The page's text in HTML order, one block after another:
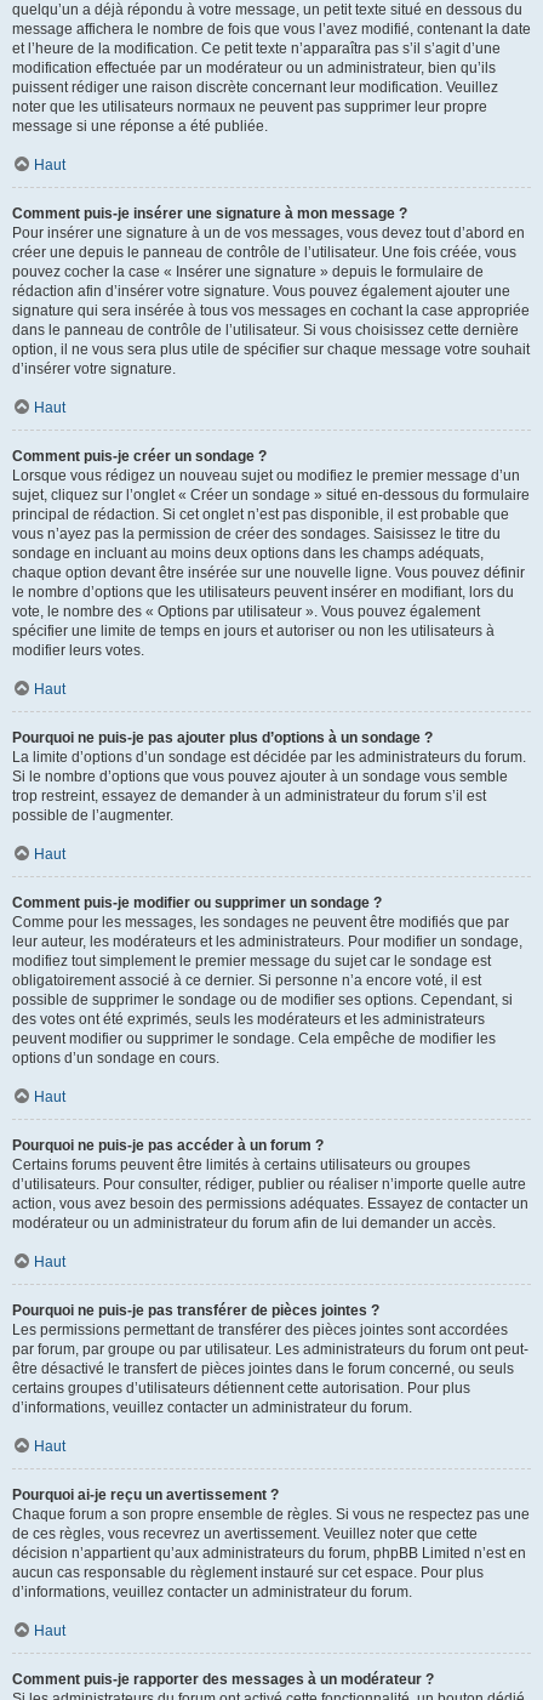
quelqu’un a déjà répondu à votre message, un petit texte situé en dessous du
message affichera le nombre de fois que vous l’avez modifié, contenant la date
et l’heure de la modification. Ce petit texte n’apparaîtra pas s’il s’agit d’une
modification effectuée par un modérateur ou un administrateur, bien qu’ils
puissent rédiger une raison discrète concernant leur modification. Veuillez
noter que les utilisateurs normaux ne peuvent pas supprimer leur propre
message si une réponse a été publiée.
Haut
Comment puis-je insérer une signature à mon message ?
Pour insérer une signature à un de vos messages, vous devez tout d’abord en
créer une depuis le panneau de contrôle de l’utilisateur. Une fois créée, vous
pouvez cocher la case « Insérer une signature » depuis le formulaire de
rédaction afin d’insérer votre signature. Vous pouvez également ajouter une
signature qui sera insérée à tous vos messages en cochant la case appropriée
dans le panneau de contrôle de l’utilisateur. Si vous choisissez cette dernière
option, il ne vous sera plus utile de spécifier sur chaque message votre souhait
d’insérer votre signature.
Haut
Comment puis-je créer un sondage ?
Lorsque vous rédigez un nouveau sujet ou modifiez le premier message d’un
sujet, cliquez sur l’onglet « Créer un sondage » situé en-dessous du formulaire
principal de rédaction. Si cet onglet n’est pas disponible, il est probable que
vous n’ayez pas la permission de créer des sondages. Saisissez le titre du
sondage en incluant au moins deux options dans les champs adéquats,
chaque option devant être insérée sur une nouvelle ligne. Vous pouvez définir
le nombre d’options que les utilisateurs peuvent insérer en modifiant, lors du
vote, le nombre des « Options par utilisateur ». Vous pouvez également
spécifier une limite de temps en jours et autoriser ou non les utilisateurs à
modifier leurs votes.
Haut
Pourquoi ne puis-je pas ajouter plus d’options à un sondage ?
La limite d’options d’un sondage est décidée par les administrateurs du forum.
Si le nombre d’options que vous pouvez ajouter à un sondage vous semble
trop restreint, essayez de demander à un administrateur du forum s’il est
possible de l’augmenter.
Haut
Comment puis-je modifier ou supprimer un sondage ?
Comme pour les messages, les sondages ne peuvent être modifiés que par
leur auteur, les modérateurs et les administrateurs. Pour modifier un sondage,
modifiez tout simplement le premier message du sujet car le sondage est
obligatoirement associé à ce dernier. Si personne n’a encore voté, il est
possible de supprimer le sondage ou de modifier ses options. Cependant, si
des votes ont été exprimés, seuls les modérateurs et les administrateurs
peuvent modifier ou supprimer le sondage. Cela empêche de modifier les
options d’un sondage en cours.
Haut
Pourquoi ne puis-je pas accéder à un forum ?
Certains forums peuvent être limités à certains utilisateurs ou groupes
d’utilisateurs. Pour consulter, rédiger, publier ou réaliser n’importe quelle autre
action, vous avez besoin des permissions adéquates. Essayez de contacter un
modérateur ou un administrateur du forum afin de lui demander un accès.
Haut
Pourquoi ne puis-je pas transférer de pièces jointes ?
Les permissions permettant de transférer des pièces jointes sont accordées
par forum, par groupe ou par utilisateur. Les administrateurs du forum ont peut-
être désactivé le transfert de pièces jointes dans le forum concerné, ou seuls
certains groupes d’utilisateurs détiennent cette autorisation. Pour plus
d’informations, veuillez contacter un administrateur du forum.
Haut
Pourquoi ai-je reçu un avertissement ?
Chaque forum a son propre ensemble de règles. Si vous ne respectez pas une
de ces règles, vous recevrez un avertissement. Veuillez noter que cette
décision n’appartient qu’aux administrateurs du forum, phpBB Limited n’est en
aucun cas responsable du règlement instauré sur cet espace. Pour plus
d’informations, veuillez contacter un administrateur du forum.
Haut
Comment puis-je rapporter des messages à un modérateur ?